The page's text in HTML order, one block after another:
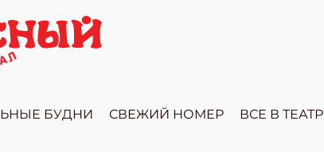
БУДНИ СВЕЖИЙ НОМЕР ВСЕ В ТЕАТР